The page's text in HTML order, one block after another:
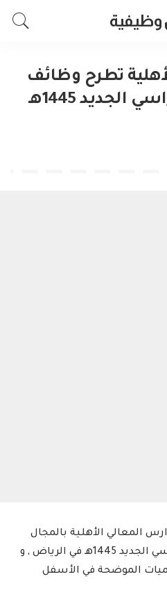
تطرح وظائف
تعليمية للعام الدراسي الجديد 1445هـ
المعالي الأهلية بالمجال
التعليمي للرجال للعام الدراسي الجديد 1445هـ في الرياض , و
الموضحة في الأسفل